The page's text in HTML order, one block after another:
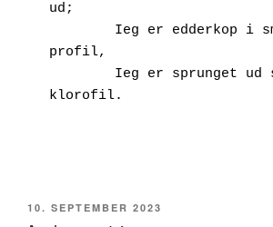
ud;
profil,
klorofil.
UDGIVET
DEN
10. SEPTEMBER 2023